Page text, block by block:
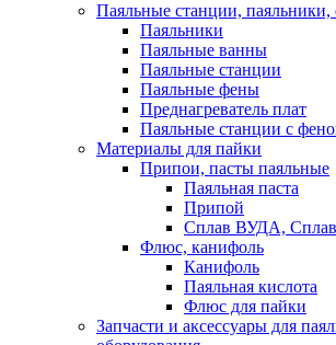
Паяльные станции,
Паяльники
Паяльные ванны
Паяльные станции
Паяльные фены
Преднагреватель плат
Паяльные станции с
Материалы для пайки
Припои, пасты паяльные
Паяльная паста
Припой
Сплав ВУДА,
Флюс, канифоль
Канифоль
Паяльная кислота
Флюс для пайки
Запчасти и аксессуары для